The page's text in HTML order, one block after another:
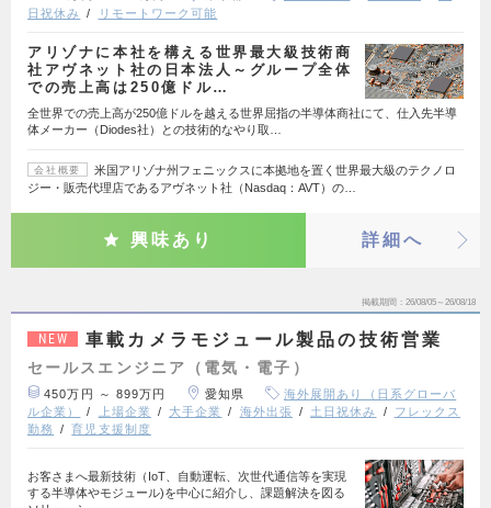
日祝休み
リモートワーク可能
アリゾナに本社を構える世界最大級技術商
社アヴネット社の日本法人～グループ全体
での売上高は250億ドル…
全世界での売上高が250億ドルを越える世界屈指の半導体商社にて、仕入先半導
体メーカー（Diodes社）との技術的なやり取…
会社概要
米国アリゾナ州フェニックスに本拠地を置く世界最大級のテクノロ
ジー・販売代理店であるアヴネット社（Nasdaq：AVT）の…
興味あり 詳細へ
掲載期間 26/08/05～26/08/18
NEW 車載カメラモジュール製品の技術営業
セールスエンジニア（電気・電子）
450万円 ～ 899万円 愛知県
海外展開あり（日系グローバ
ル企業）
上場企業 大手企業 海外出張 土日祝休み
フレックス
勤務
育児支援制度
お客さまへ最新技術（IoT、自動運転、次世代通信等を実現
する半導体やモジュール)を中心に紹介し、課題解決を図る